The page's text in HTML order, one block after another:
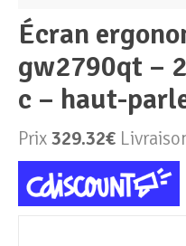
PC de bureau
Mini PC
PC Tout-en-un
Boitier PC
Carte graphique
Clavier & Souris
Ecran PC
écran ergonomique – benq –
gw2790qt –
c – haut-
Prix329.32€